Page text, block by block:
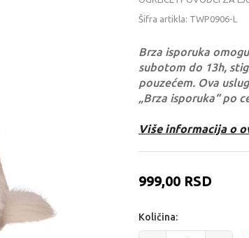
Šifra artikla: TWP0906-L
Brza isporuka
subotom do 13h,
pouzećem. Ova
„Brza isporuka“ po
Više informacija o
999,00 RSD
Količina: